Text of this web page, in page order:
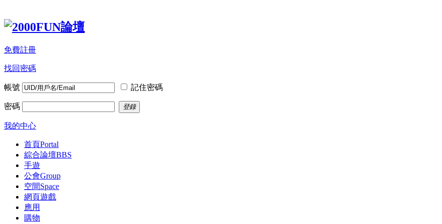
免費註冊
找回密碼
帳號 記住密碼
密碼 登錄
我的中心
首頁Portal
綜合論壇BBS
手遊
公會Group
空間Space
網頁遊戲
應用
購物